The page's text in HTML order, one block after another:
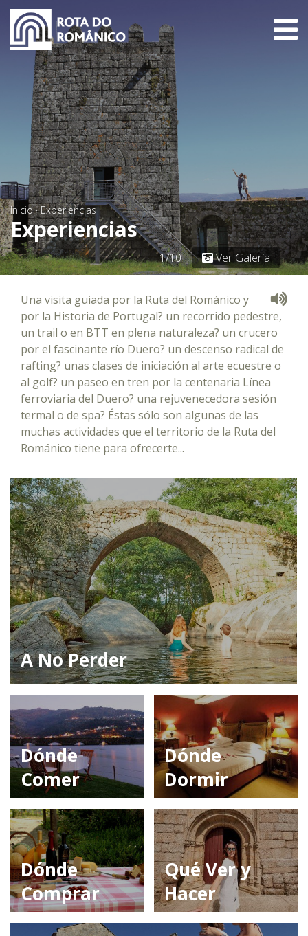
Inicio·Experiencias
Experiencias
1/10 Ver Galería
Una visita guiada por la Ruta del Románico y
por la Historia de Portugal? un recorrido pedestre,
un trail o en BTT en plena naturaleza? un crucero
por el fascinante río Duero? un descenso radical de
rafting? unas clases de iniciación al arte ecuestre o
al golf? un paseo en tren por la centenaria Línea
ferroviaria del Duero? una rejuvenecedora sesión
termal o de spa? Éstas sólo son algunas de las
muchas actividades que el territorio de la Ruta del
Románico tiene para ofrecerte...
A No Perder
Dónde
Comer
Dónde
Dormir
Dónde
Comprar
Qué Ver y
Hacer